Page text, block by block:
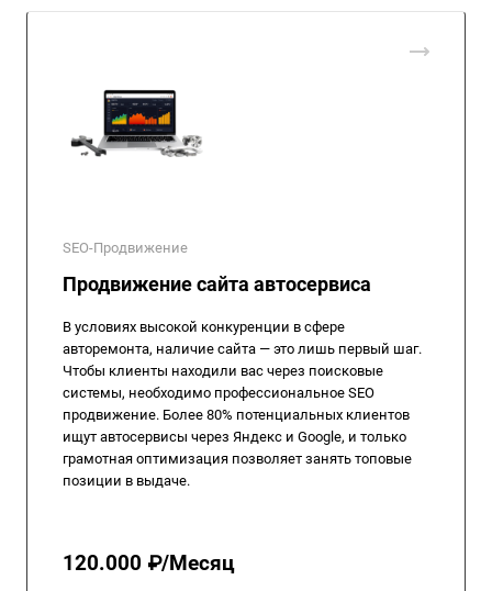
SEO-Продвижение
Продвижение сайта автосервиса
В условиях высокой конкуренции в сфере
авторемонта, наличие сайта — это лишь первый шаг.
Чтобы клиенты находили вас через поисковые
системы, необходимо профессиональное SEO
продвижение. Более 80% потенциальных клиентов
ищут автосервисы через Яндекс и Google, и только
грамотная оптимизация позволяет занять топовые
позиции в выдаче.
120.000 ₽/Месяц